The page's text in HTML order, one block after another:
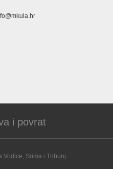
i povrat
Vodice, Srima i Tribunj